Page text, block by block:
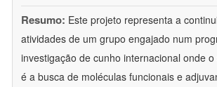
Resumo: Este projeto representa a
atividades de um grupo engajado num
investigação de cunho internacional onde
é a busca de moléculas funcionais e